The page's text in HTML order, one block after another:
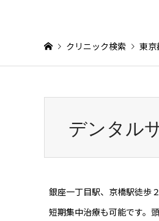
クリニック検索 東京
デンタル
銀座一丁目駅、京橋駅徒歩
短期集中治療も可能です。